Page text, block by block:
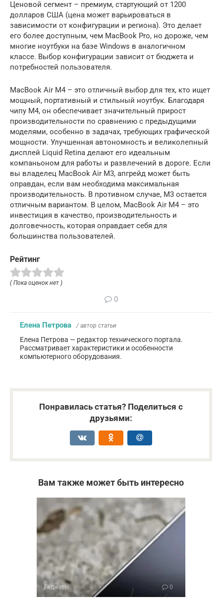
Ценовой сегмент – премиум, стартующий от 1200
долларов США (цена может варьироваться в
зависимости от конфигурации и региона). Это делает
его более доступным, чем MacBook Pro, но дороже, чем
многие ноутбуки на базе Windows в аналогичном
классе. Выбор конфигурации зависит от бюджета и
потребностей пользователя.
MacBook Air M4 – это отличный выбор для тех, кто ищет
мощный, портативный и стильный ноутбук. Благодаря
чипу M4, он обеспечивает значительный прирост
производительности по сравнению с предыдущими
моделями, особенно в задачах, требующих графической
мощности. Улучшенная автономность и великолепный
дисплей Liquid Retina делают его идеальным
компаньоном для работы и развлечений в дороге. Если
вы владелец MacBook Air M3, апгрейд может быть
оправдан, если вам необходима максимальная
производительность. В противном случае, M3 остается
отличным вариантом. В целом, MacBook Air M4 – это
инвестиция в качество, производительность и
долговечность, которая оправдает себя для
большинства пользователей.
Рейтинг
( Пока оценок нет )
0
Елена Петрова / автор статьи
Елена Петрова — редактор технического портала.
Рассматривает характеристики и особенности
компьютерного оборудования.
Понравилась статья? Поделиться с
друзьями:
Вам также может быть интересно
Гаджеты 0